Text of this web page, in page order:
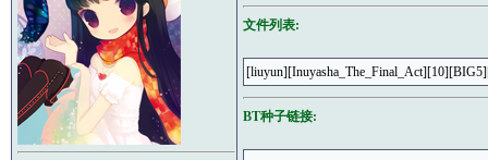
文件列表:
BT种子链接: